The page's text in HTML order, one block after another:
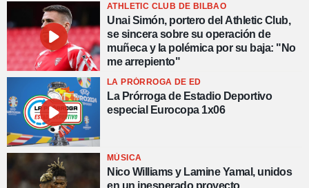
ATHLETIC CLUB DE BILBAO
Unai Simón, portero del Athletic Club,
se sincera sobre su operación de
muñeca y la polémica por su baja: "No
me arrepiento"
LA PRÓRROGA DE ED
La Prórroga de Estadio Deportivo
especial Eurocopa 1x06
MÚSICA
Nico Williams y Lamine Yamal, unidos